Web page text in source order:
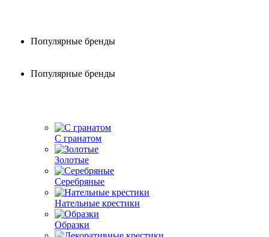
Популярные бренды
Популярные бренды
С гранатом
Золотые
Серебряные
Нательные крестики
Образки